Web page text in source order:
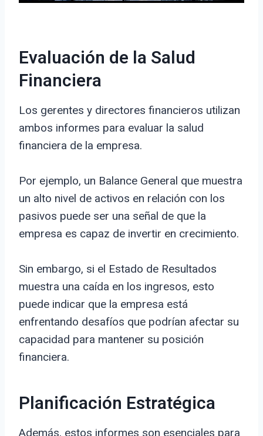
Evaluación de la Salud
Financiera
Los gerentes y directores financieros utilizan
ambos informes para evaluar la salud
financiera de la empresa.
Por ejemplo, un Balance General que muestra
un alto nivel de activos en relación con los
pasivos puede ser una señal de que la
empresa es capaz de invertir en crecimiento.
Sin embargo, si el Estado de Resultados
muestra una caída en los ingresos, esto
puede indicar que la empresa está
enfrentando desafíos que podrían afectar su
capacidad para mantener su posición
financiera.
Planificación Estratégica
Además, estos informes son esenciales para